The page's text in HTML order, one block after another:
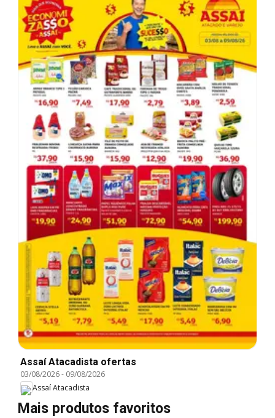
Assaí Atacadista ofertas
03/08/2026- 09/08/2026
Assaí Atacadista
Mais produtos favoritos